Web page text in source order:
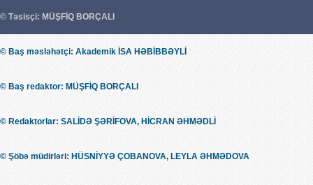
© Təsisçi: MÜŞFİQ BORÇALI
© Baş məsləhətçi: Akademik İSA HƏBİBBƏYLİ
© Baş redaktor: MÜŞFİQ BORÇALI
© Redaktorlar: SALİDƏ ŞƏRİFOVA, HİCRAN ƏHMƏDLİ
© Şöbə müdirləri: HÜSNİYYƏ ÇOBANOVA, LEYLA ƏHMƏDOVA